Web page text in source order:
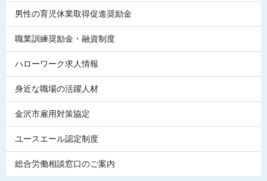
男性の育児休業取得促進奨励金
職業訓練奨励金・融資制度
ハローワーク求人情報
身近な職場の活躍人材
金沢市雇用対策協定
ユースエール認定制度
総合労働相談窓口のご案内